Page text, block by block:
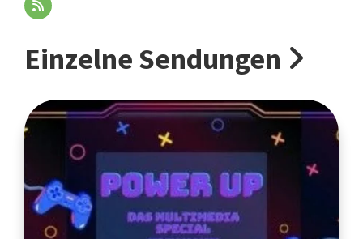
Einzelne Sendungen